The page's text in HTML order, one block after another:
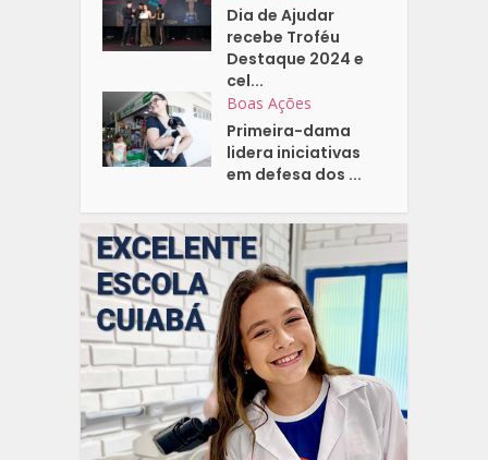
Dia de Ajudar
recebe Troféu
Destaque 2024 e
cel...
Boas Ações
Primeira-dama
lidera iniciativas
em defesa dos ...